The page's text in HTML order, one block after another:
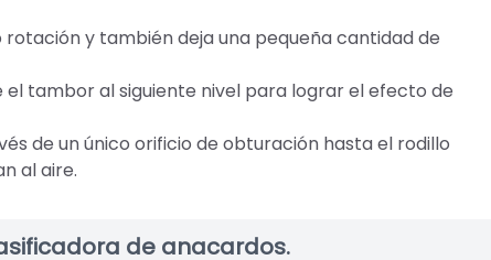
y también deja una pequeña cantidad de
el tambor al siguiente nivel para lograr el efecto de
de un único orificio de obturación hasta el rodillo
al aire.
de anacardos.